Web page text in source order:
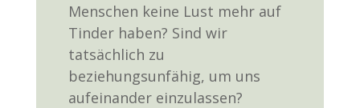
Menschen keine Lust mehr auf
Tinder haben? Sind wir
tatsächlich zu
beziehungsunfähig, um uns
aufeinander einzulassen?